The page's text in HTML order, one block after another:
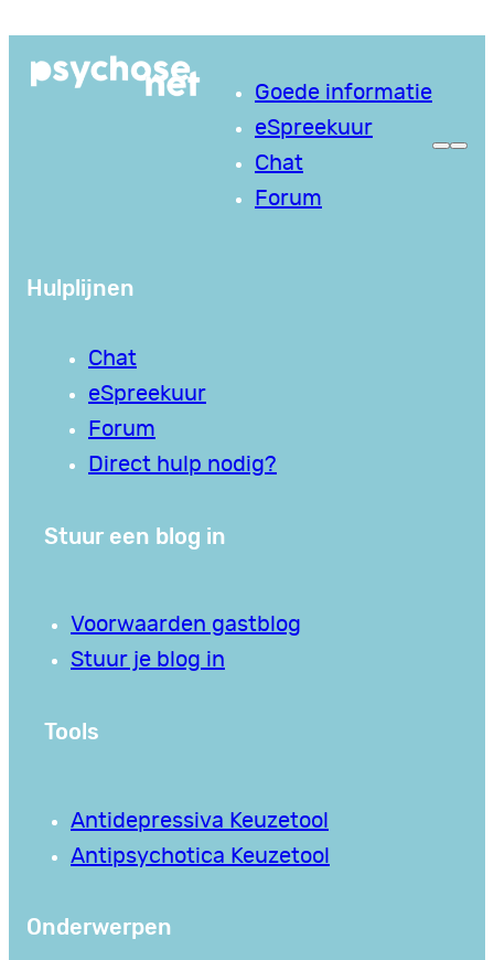
naar
Goede informatie
eSpreekuur
Chat
Forum
Hulplijnen
Chat
eSpreekuur
Forum
Direct hulp nodig?
Stuur een blog in
Voorwaarden gastblog
Stuur je blog in
Tools
Antidepressiva Keuzetool
Antipsychotica Keuzetool
Onderwerpen